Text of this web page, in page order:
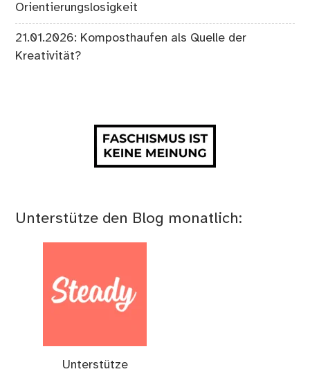
Orientierungslosigkeit
21.01.2026: Komposthaufen als Quelle der
Kreativität?
Unterstütze den Blog monatlich:
Unterstütze